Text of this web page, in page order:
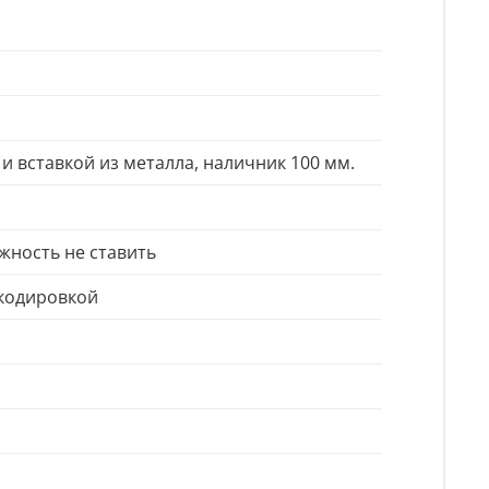
из металла, наличник 100 мм.
не ставить